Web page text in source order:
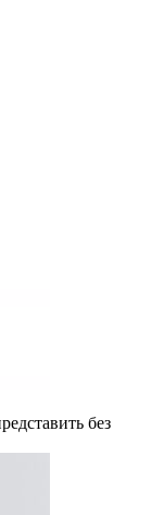
без